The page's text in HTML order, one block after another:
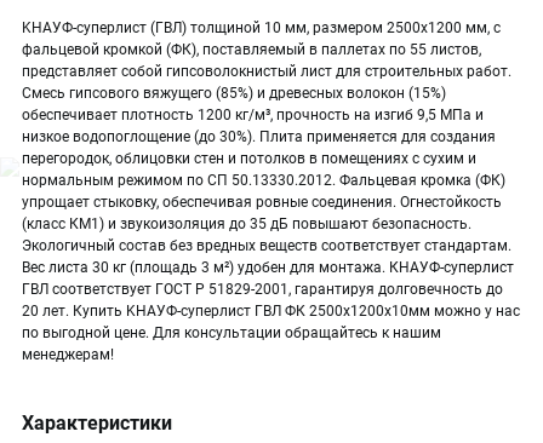
KНАУФ-суперлист (ГВЛ) толщиной 10 мм, размером 2500х1200 мм, с
фальцевой кромкой (ФК), поставляемый в паллетах по 55 листов,
представляет собой гипсоволокнистый лист для строительных работ.
Смесь гипсового вяжущего (85%) и древесных волокон (15%)
обеспечивает плотность 1200 кг/м³, прочность на изгиб 9,5 МПа и
низкое водопоглощение (до 30%). Плита применяется для создания
перегородок, облицовки стен и потолков в помещениях с сухим и
нормальным режимом по СП 50.13330.2012. Фальцевая кромка (ФК)
упрощает стыковку, обеспечивая ровные соединения. Огнестойкость
(класс КМ1) и звукоизоляция до 35 дБ повышают безопасность.
Экологичный состав без вредных веществ соответствует стандартам.
Вес листа 30 кг (площадь 3 м²) удобен для монтажа. КНАУФ-суперлист
ГВЛ соответствует ГОСТ Р 51829-2001, гарантируя долговечность до
20 лет. Купить KНАУФ-суперлист ГВЛ ФК 2500х1200х10мм можно у нас
по выгодной цене. Для консультации обращайтесь к нашим
менеджерам!
Характеристики